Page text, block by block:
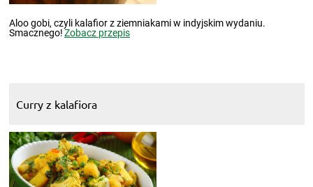
Aloo gobi, czyli kalafior z ziemniakami w indyjskim wydaniu.
Smacznego!Zobacz przepis
Curry z kalafiora